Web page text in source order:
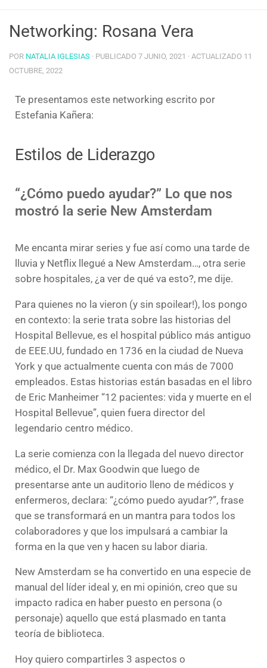
Networking: Rosana Vera
POR NATALIA IGLESIAS · PUBLICADO 7 JUNIO, 2021 · ACTUALIZADO 11
OCTUBRE, 2022
Te presentamos este networking escrito por
Estefania Kañera:
Estilos de Liderazgo
“¿Cómo puedo ayudar?” Lo que nos
mostró la serie New Amsterdam
Me encanta mirar series y fue así como una tarde de
lluvia y Netflix llegué a New Amsterdam…, otra serie
sobre hospitales, ¿a ver de qué va esto?, me dije.
Para quienes no la vieron (y sin spoilear!), los pongo
en contexto: la serie trata sobre las historias del
Hospital Bellevue, es el hospital público más antiguo
de EEE.UU, fundado en 1736 en la ciudad de Nueva
York y que actualmente cuenta con más de 7000
empleados. Estas historias están basadas en el libro
de Eric Manheimer “12 pacientes: vida y muerte en el
Hospital Bellevue”, quien fuera director del
legendario centro médico.
La serie comienza con la llegada del nuevo director
médico, el Dr. Max Goodwin que luego de
presentarse ante un auditorio lleno de médicos y
enfermeros, declara: “¿cómo puedo ayudar?”, frase
que se transformará en un mantra para todos los
colaboradores y que los impulsará a cambiar la
forma en la que ven y hacen su labor diaria.
New Amsterdam se ha convertido en una especie de
manual del líder ideal y, en mi opinión, creo que su
impacto radica en haber puesto en persona (o
personaje) aquello que está plasmado en tanta
teoría de biblioteca.
Hoy quiero compartirles 3 aspectos o